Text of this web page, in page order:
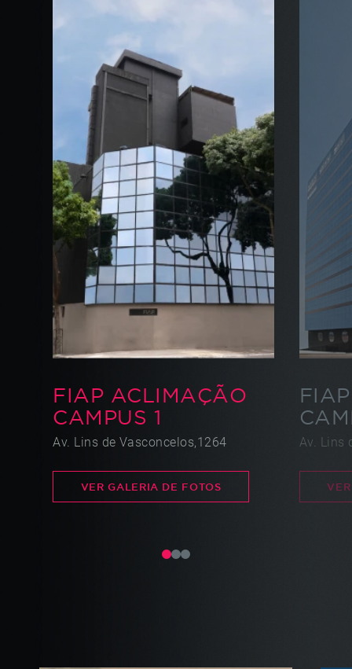
FIAP ACLIMAÇÃO
CAMPUS 1
Av. Lins de Vasconcelos,1264
VER GALERIA DE FOTOS
Av. Lins